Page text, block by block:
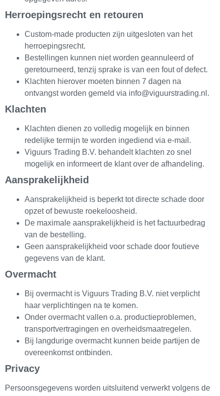
Herroepingsrecht en retouren
Custom-made producten zijn uitgesloten van het
herroepingsrecht.
Bestellingen kunnen niet worden geannuleerd of
geretourneerd, tenzij sprake is van een fout of defect.
Klachten hierover moeten binnen 7 dagen na
ontvangst worden gemeld via info@viguurstrading.nl .
Klachten
Klachten dienen zo volledig mogelijk en binnen
redelijke termijn te worden ingediend via e-mail.
Viguurs Trading B.V. behandelt klachten zo snel
mogelijk en informeert de klant over de afhandeling.
Aansprakelijkheid
Aansprakelijkheid is beperkt tot directe schade door
opzet of bewuste roekeloosheid.
De maximale aansprakelijkheid is het factuurbedrag
van de bestelling.
Geen aansprakelijkheid voor schade door foutieve
gegevens van de klant.
Overmacht
Bij overmacht is Viguurs Trading B.V. niet verplicht
haar verplichtingen na te komen.
Onder overmacht vallen o.a. productieproblemen,
transportvertragingen en overheidsmaatregelen.
Bij langdurige overmacht kunnen beide partijen de
overeenkomst ontbinden.
Privacy
Persoonsgegevens worden uitsluitend verwerkt volgens de